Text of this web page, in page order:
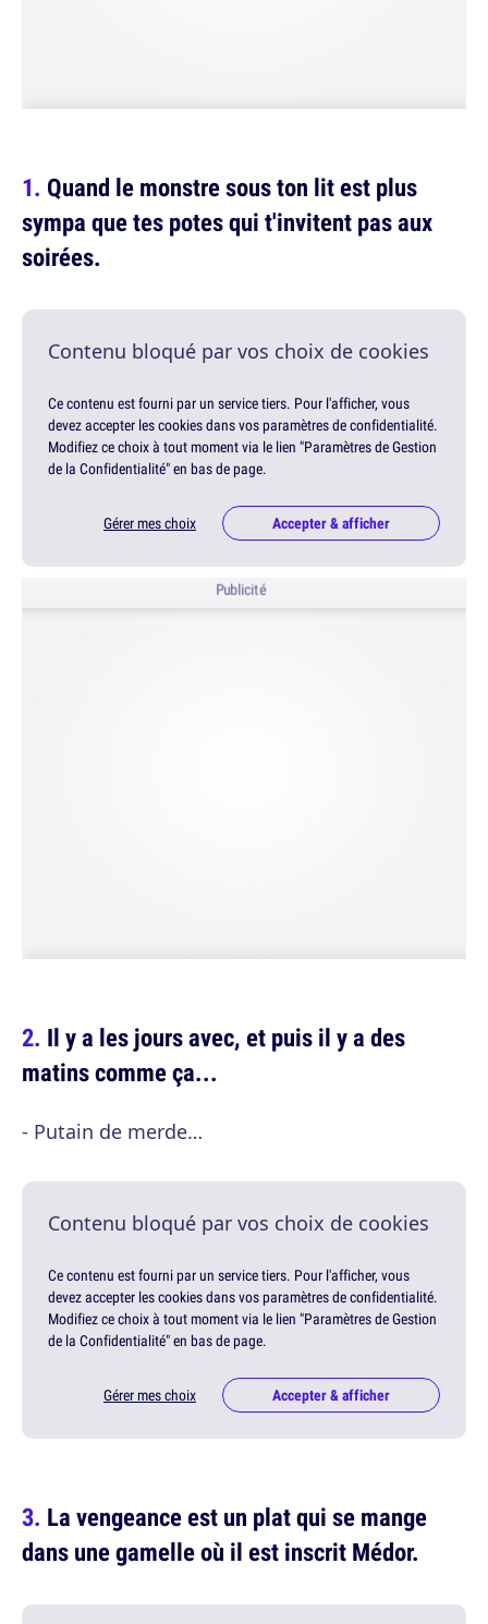
Quand le monstre sous ton lit est plus
sympa que tes potes qui t'invitent pas aux
soirées.
Contenu bloqué par vos choix de cookies
Ce contenu est fourni par un service tiers. Pour l'afficher, vous
devez accepter les cookies dans vos paramètres de confidentialité.
Modifiez ce choix à tout moment via le lien "Paramètres de Gestion
de la Confidentialité" en bas de page.
Gérer mes choix Accepter & afficher
Publicité
Il y a les jours avec, et puis il y a des
matins comme ça...
- Putain de merde…
Contenu bloqué par vos choix de cookies
Ce contenu est fourni par un service tiers. Pour l'afficher, vous
devez accepter les cookies dans vos paramètres de confidentialité.
Modifiez ce choix à tout moment via le lien "Paramètres de Gestion
de la Confidentialité" en bas de page.
Gérer mes choix Accepter & afficher
La vengeance est un plat qui se mange
dans une gamelle où il est inscrit Médor.